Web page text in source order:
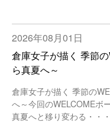
2026年08月01日
倉庫女子が描く 季節
ら真夏へ～
倉庫女子が描く 季節の
へ～今回のWELCOMEボ
真夏へと移り変わる・・・